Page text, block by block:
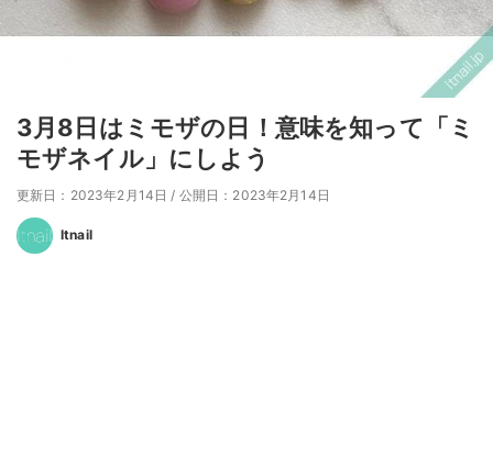
3月8日はミモザの日！意味を知って「ミ
モザネイル」にしよう
更新日：2023年2月14日 / 公開日：2023年2月14日
Itnail